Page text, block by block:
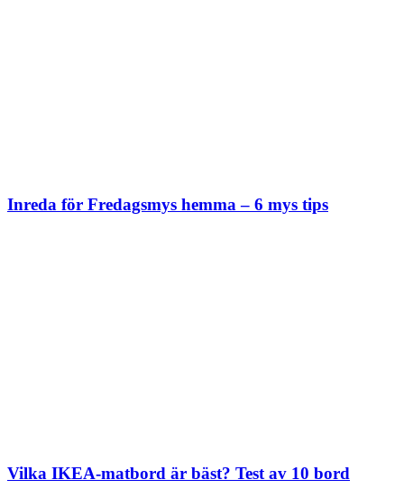
Inreda för Fredagsmys hemma – 6 mys tips
Vilka IKEA-matbord är bäst? Test av 10 bord